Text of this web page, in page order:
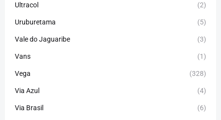
Ultracol (2)
Uruburetama (5)
Vale do Jaguaribe (3)
Vans (1)
Vega (328)
Via Azul (4)
Via Brasil (6)